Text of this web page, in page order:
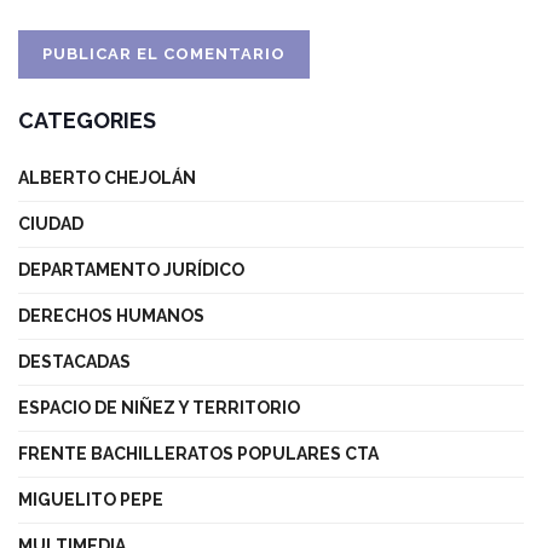
CATEGORIES
ALBERTO CHEJOLÁN
CIUDAD
DEPARTAMENTO JURÍDICO
DERECHOS HUMANOS
DESTACADAS
ESPACIO DE NIÑEZ Y TERRITORIO
FRENTE BACHILLERATOS POPULARES CTA
MIGUELITO PEPE